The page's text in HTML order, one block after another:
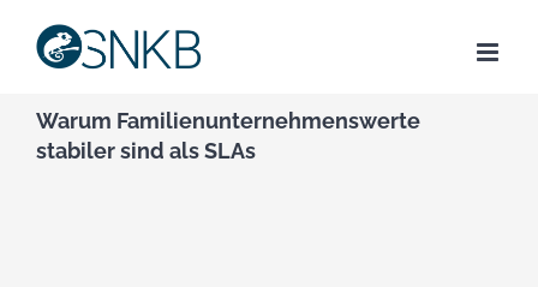
Warum Familienunternehmenswerte
stabiler sind als SLAs